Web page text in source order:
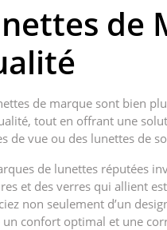
de
de marque sont bien
tout en offrant une
de vue ou des lunettes de
de lunettes réputées
et des verres qui allient
non seulement d’un
un confort optimal et une